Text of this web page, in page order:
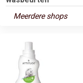
Meerdere shops